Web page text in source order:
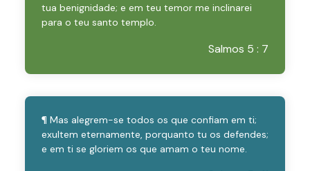
tua benignidade; e em teu temor me inclinarei
para o teu santo templo.
Salmos 5 : 7
¶ Mas alegrem-se todos os que confiam em ti;
exultem eternamente, porquanto tu os defendes;
e em ti se gloriem os que amam o teu nome.